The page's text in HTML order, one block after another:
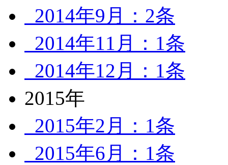
2014年9月：2条
2014年11月：1条
2014年12月：1条
2015年
2015年2月：1条
2015年6月：1条